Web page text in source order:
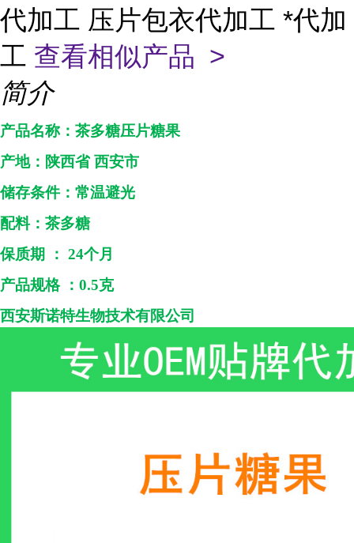
代加工 压片包衣代加工 *代加
工 查看相似产品 >
简介
产品名称：茶多糖压片糖果
产地： 陕西省 西安市
储存条件：常温避光
配料： 茶多糖
保质期
： 24个月
产品规格
： 0.5克
西安斯诺特生物技术有限公司